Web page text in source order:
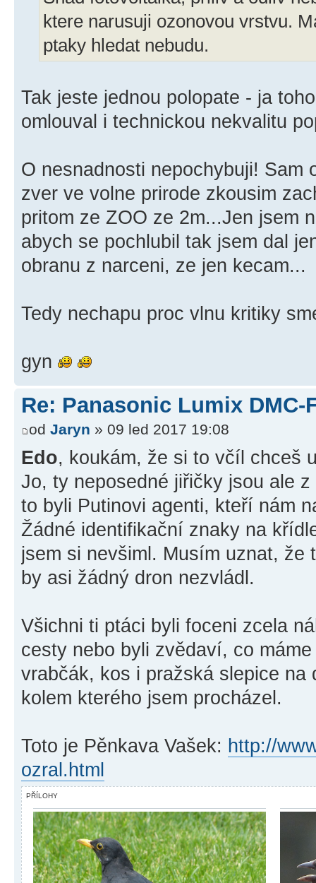
ktere narusuji ozonovou vrstvu.
ptaky hledat nebudu.
Tak jeste jednou polopate - ja
omlouval i technickou nekvalitu
O nesnadnosti nepochybuji! Sam
zver ve volne prirode zkousim
pritom ze ZOO ze 2m...Jen jsem
abych se pochlubil tak jsem dal
obranu z narceni, ze jen kecam...
Tedy nechapu proc vlnu kritiky
gyn
Re: Panasonic Lumix DMC-
od Jaryn » 09 led 2017 19:08
Edo, koukám, že si to včíl chceš
Jo, ty neposedné jiřičky jsou ale
to byli Putinovi agenti, kteří nám
Žádné identifikační znaky na
jsem si nevšiml. Musím uznat,
by asi žádný dron nezvládl.
Všichni ti ptáci byli foceni zcela
cesty nebo byli zvědaví, co
vrabčák, kos i pražská slepice na
kolem kterého jsem procházel.
Toto je Pěnkava Vašek: http://
ozral.html
PŘÍLOHY